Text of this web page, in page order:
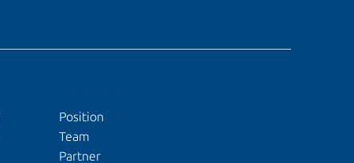
Position
Team
Partner